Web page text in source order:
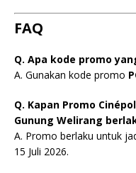
FAQ
Q. Apa kode promo
A. Gunakan kode promo
Q. Kapan Promo
Gunung Welirang
A. Promo berlaku untuk
15 Juli 2026.